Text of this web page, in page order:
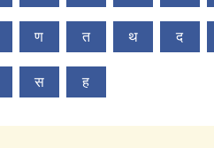
ण त थ द
स ह